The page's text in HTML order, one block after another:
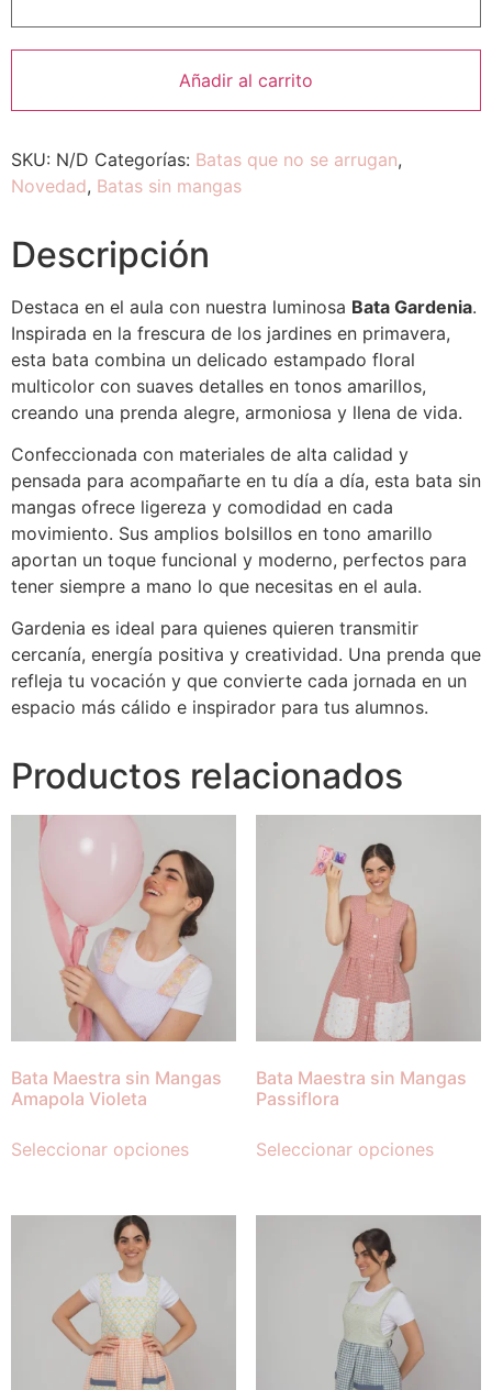
Añadir al carrito
SKU: N/D Categorías: Batas que no se arrugan,
Novedad, Batas sin mangas
Descripción
Destaca en el aula con nuestra luminosa Bata Gardenia.
Inspirada en la frescura de los jardines en primavera,
esta bata combina un delicado estampado floral
multicolor con suaves detalles en tonos amarillos,
creando una prenda alegre, armoniosa y llena de vida.
Confeccionada con materiales de alta calidad y
pensada para acompañarte en tu día a día, esta bata sin
mangas ofrece ligereza y comodidad en cada
movimiento. Sus amplios bolsillos en tono amarillo
aportan un toque funcional y moderno, perfectos para
tener siempre a mano lo que necesitas en el aula.
Gardenia es ideal para quienes quieren transmitir
cercanía, energía positiva y creatividad. Una prenda que
refleja tu vocación y que convierte cada jornada en un
espacio más cálido e inspirador para tus alumnos.
Productos relacionados
Bata Maestra sin Mangas
Amapola Violeta
Seleccionar opciones
Bata Maestra sin Mangas
Passiflora
Seleccionar opciones